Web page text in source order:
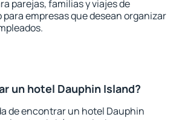
parejas, familias y viajes de
para empresas que desean organizar
un hotel Dauphin Island?
de encontrar un hotel Dauphin